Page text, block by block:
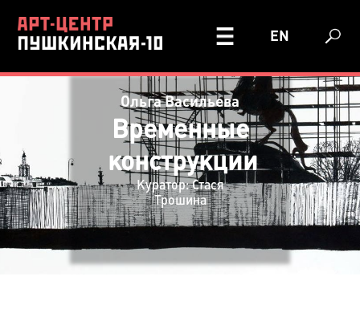
EN
Ольга Васильева
Временные
конструкции
Куратор: Стася
Трошина